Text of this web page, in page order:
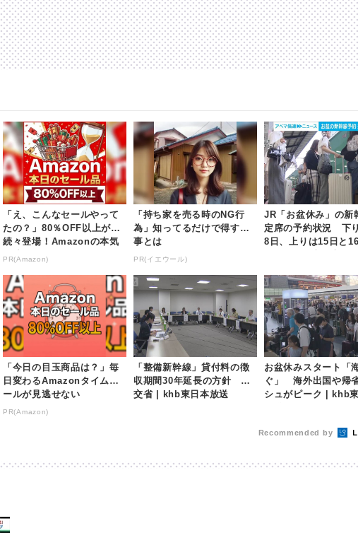
「え、こんなセールやって
たの？」80％OFF以上が
続々登場！Amazonの本気
が凄すぎる
PR(Amazon)
「持ち家を売る時のNG行
為」知ってるだけで得する
事とは
PR(イエウール)
JR「お盆休み」の新
定席の予約状況 下
8日、上りは15日と
「今日の目玉商品は？」毎
日変わるAmazonタイムセ
ールが見逃せない
PR(Amazon)
「整備新幹線」貸付料の徴
収期間30年延長の方針 国
交省 | khb東日本放送
お盆休みスタート「
ぐ」 海外出国や帰
シュがピーク | khb
Recommended by